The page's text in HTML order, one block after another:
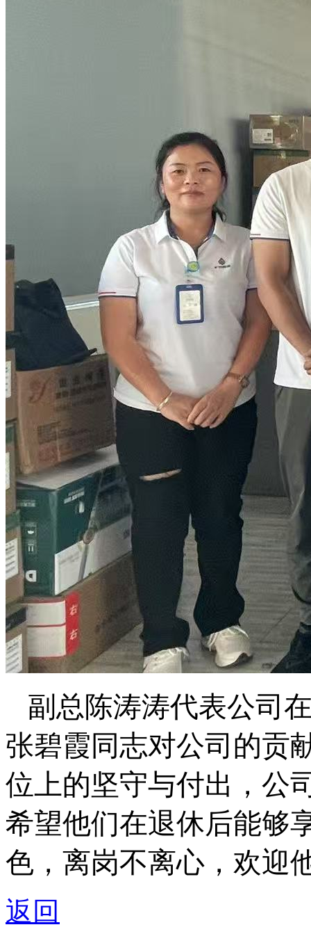
副总陈涛涛代表公司
张碧霞同志对公司的贡
位上的坚守与付出，公
希望他们在退休后能够
色，离岗不离心，欢迎
返回